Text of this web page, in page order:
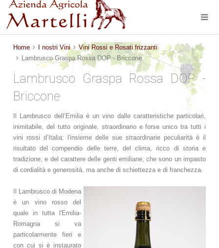
Home I nostri Vini
Vini Rossi e Rosati frizzanti
Lambrusco Graspa Rossa DOP - Briccone
Lambrusco Graspa Rossa DOP -
Briccone
Il Lambrusco dell’Emilia è un vino dalle caratteristiche particolari,
inimitabile, del tutto originale, straordinario e forse unico tra tutti i
vini rossi d’Italia: l'insieme delle sue straordinarie peculiarità è il
risultato del compendio delle terre, del clima, ricco di storia e
tradizione, e del carattere delle genti emiliane, che sono un impasto
di cordialità e generosità, ma anche di schiettezza e di franchezza.
Il Lambrusco di Modena
è un vino rosso del
quale in tutta l'Emilia-
Romagna si va
particolarmente fieri e
con cui si è instaurato